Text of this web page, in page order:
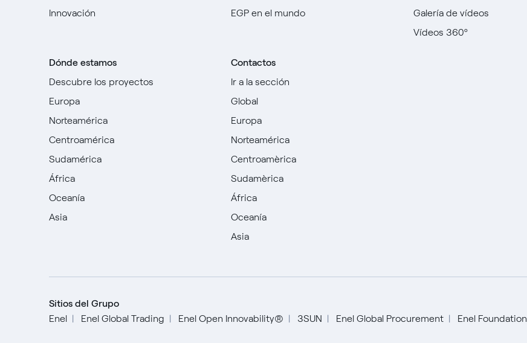
Innovación
Dónde estamos
Descubre los proyectos
Europa
Norteamérica
Centroamérica
Sudamérica
África
Oceanía
Asia
EGP en el mundo
Contactos
Ir a la sección
Global
Europa
Norteamérica
Centroamèrica
Sudamèrica
África
Oceanía
Asia
Galería de vídeos
Vídeos 360º
Sitios del Grupo
Enel
Enel Global Trading Enel Open Innovability® 3SUN Enel Global Procurement Enel Foundation